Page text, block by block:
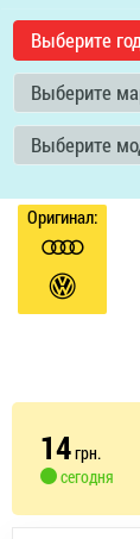
Выберите
Выберите
Выберите
Оригинал:
14грн.
сегодня